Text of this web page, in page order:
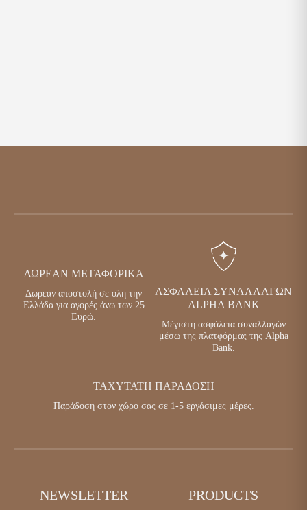
ΔΩΡΕΆΝ ΜΕΤΑΦΟΡΙΚΆ
Δωρεάν αποστολή σε όλη την
Ελλάδα για αγορές άνω των 25
Ευρώ.
ΑΣΦΆΛΕΙΑ ΣΥΝΑΛΛΑΓΏΝ
ALPHA BANK
Μέγιστη ασφάλεια συναλλαγών
μέσω της πλατφόρμας της Alpha
Bank.
ΤΑΧΎΤΑΤΗ ΠΑΡΆΔΟΣΗ
Παράδοση στον χώρο σας σε 1-5 εργάσιμες μέρες.
NEWSLETTER PRODUCTS